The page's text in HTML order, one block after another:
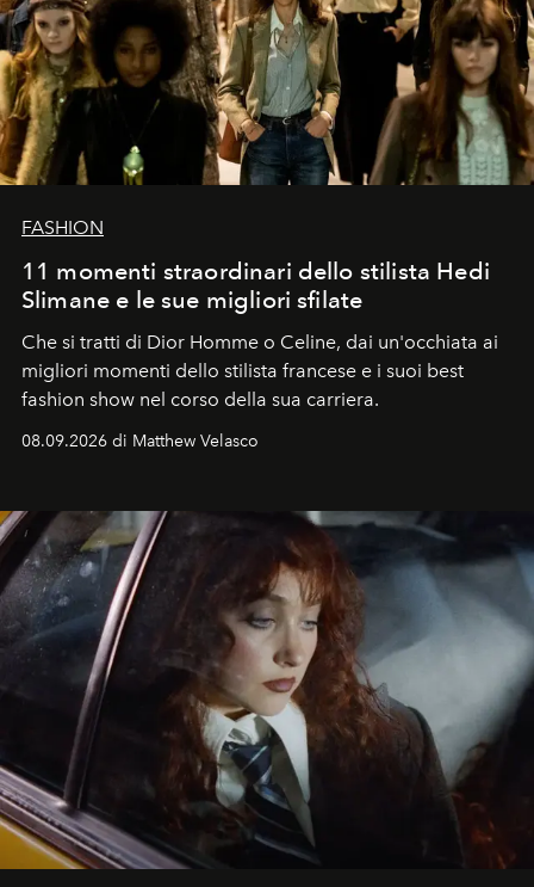
FASHION
11 momenti straordinari dello stilista Hedi
Slimane e le sue migliori sfilate
Che si tratti di Dior Homme o Celine, dai un'occhiata ai
migliori momenti dello stilista francese e i suoi best
fashion show nel corso della sua carriera.
08.09.2026 di Matthew Velasco